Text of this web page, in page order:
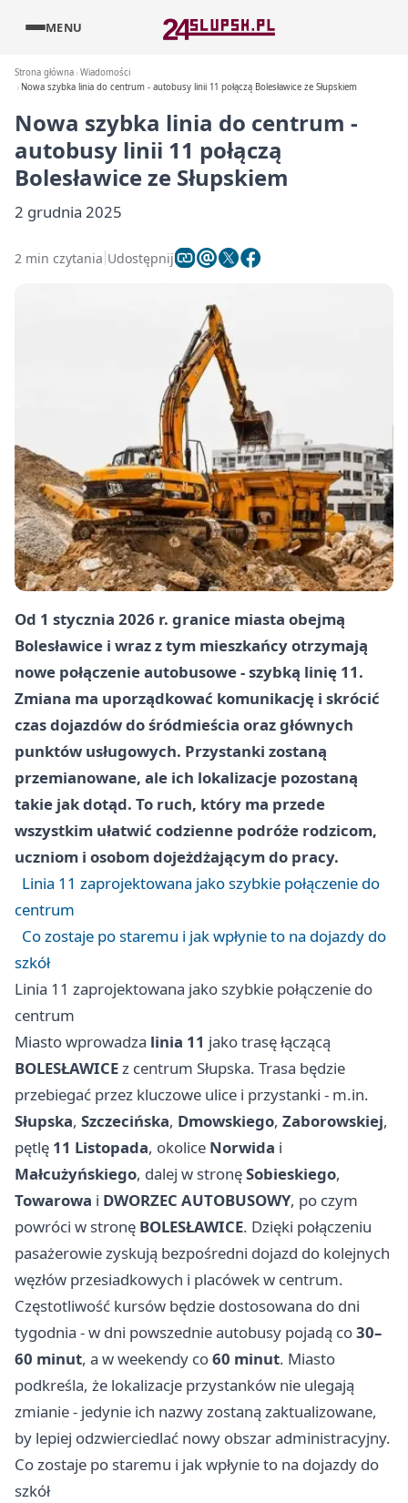
MENU
Strona główna Wiadomości
Nowa szybka linia do centrum - autobusy linii 11 połączą Bolesławice ze Słupskiem
Nowa szybka linia do centrum -
autobusy linii 11 połączą
Bolesławice ze Słupskiem
2 grudnia 2025
2 min czytania Udostępnij
Od 1 stycznia 2026 r. granice miasta obejmą
Bolesławice i wraz z tym mieszkańcy otrzymają
nowe połączenie autobusowe - szybką linię 11.
Zmiana ma uporządkować komunikację i skrócić
czas dojazdów do śródmieścia oraz głównych
punktów usługowych. Przystanki zostaną
przemianowane, ale ich lokalizacje pozostaną
takie jak dotąd. To ruch, który ma przede
wszystkim ułatwić codzienne podróże rodzicom,
uczniom i osobom dojeżdżającym do pracy.
Linia 11 zaprojektowana jako szybkie połączenie do
centrum
Co zostaje po staremu i jak wpłynie to na dojazdy do
szkół
Linia 11 zaprojektowana jako szybkie połączenie do
centrum
Miasto wprowadza linia 11 jako trasę łączącą
BOLESŁAWICEz centrum Słupska. Trasa będzie
przebiegać przez kluczowe ulice i przystanki - m.in.
Słupska, Szczecińska, Dmowskiego, Zaborowskiej,
pętlę 11 Listopada, okolice Norwida i
Małcużyńskiego, dalej w stronęSobieskiego,
Towarowa i DWORZEC AUTOBUSOWY, po czym
powróci w stronę BOLESŁAWICE. Dzięki połączeniu
pasażerowie zyskują bezpośredni dojazd do kolejnych
węzłów przesiadkowych i placówek w centrum.
Częstotliwość kursów będzie dostosowana do dni
tygodnia - w dni powszednie autobusy pojadą co30–
60 minut, a w weekendy co60 minut. Miasto
podkreśla, że lokalizacje przystanków nie ulegają
zmianie - jedynie ich nazwy zostaną zaktualizowane,
by lepiej odzwierciedlać nowy obszar administracyjny.
Co zostaje po staremu i jak wpłynie to na dojazdy do
szkół